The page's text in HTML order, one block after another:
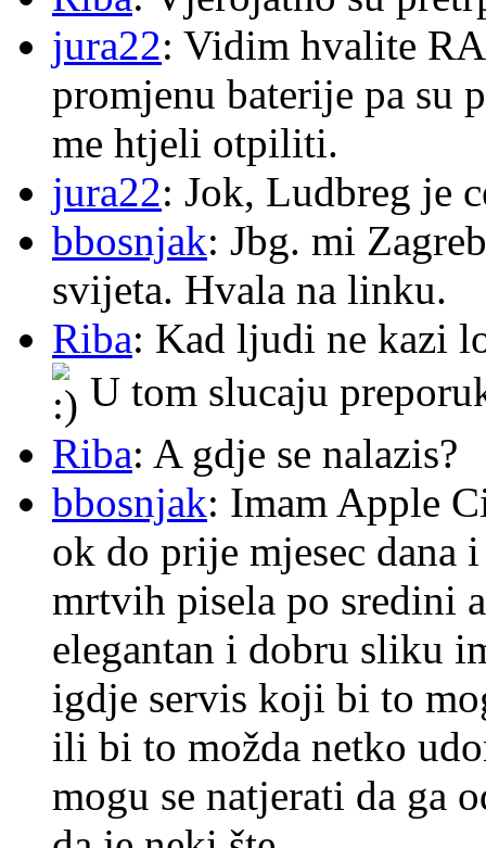
jura22: Vidim hvalite
promjenu baterije pa su
me htjeli otpiliti.
jura22: Jok, Ludbreg je
bbosnjak: Jbg. mi
svijeta. Hvala na linku.
Riba: Kad ljudi ne kazi
U tom slucaju
Riba: A gdje se nalazis?
bbosnjak: Imam Apple
ok do prije mjesec dana
mrtvih pisela po sredini
elegantan i dobru sliku
igdje servis koji bi to
ili bi to možda netko
mogu se natjerati da ga